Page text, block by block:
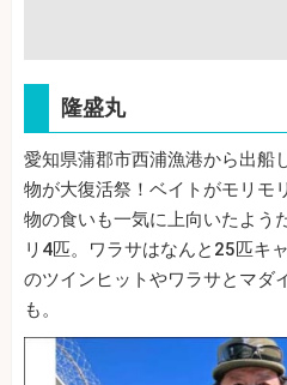
隆盛丸
愛知県蒲郡市西浦漁港から出船
物が大復活祭！ベイトがモリモ
物の食いも一気に上向いたよう
リ4匹。ワラサはなんと25匹キ
のツインヒットやワラサとマダ
も。